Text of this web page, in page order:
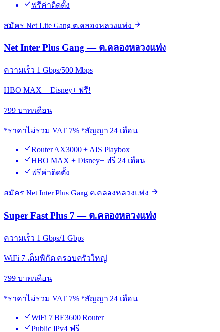
ฟรีค่าติดตั้ง
สมัคร Net Lite Gang ต.คลองหลวงแพ่ง
Net Inter Plus Gang — ต.คลองหลวงแพ่ง
ความเร็ว 1 Gbps/500 Mbps
HBO MAX + Disney+ ฟรี!
799 บาท/เดือน
*ราคาไม่รวม VAT 7% *สัญญา 24 เดือน
Router AX3000 + AIS Playbox
HBO MAX + Disney+ ฟรี 24 เดือน
ฟรีค่าติดตั้ง
สมัคร Net Inter Plus Gang ต.คลองหลวงแพ่ง
Super Fast Plus 7 — ต.คลองหลวงแพ่ง
ความเร็ว 1 Gbps/1 Gbps
WiFi 7 เต็มพิกัด ครอบครัวใหญ่
799 บาท/เดือน
*ราคาไม่รวม VAT 7% *สัญญา 24 เดือน
WiFi 7 BE3600 Router
Public IPv4 ฟรี